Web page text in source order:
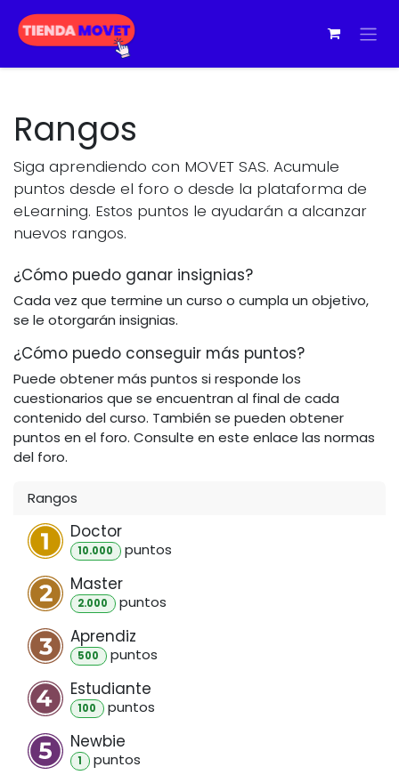
Rangos
Siga aprendiendo con MOVET SAS. Acumule
puntos desde el foro o desde la plataforma de
eLearning. Estos puntos le ayudarán a alcanzar
nuevos rangos.
¿Cómo puedo ganar insignias?
Cada vez que termine un curso o cumpla un objetivo,
se le otorgarán insignias.
¿Cómo puedo conseguir más puntos?
Puede obtener más puntos si responde los
cuestionarios que se encuentran al final de cada
contenido del curso. También se pueden obtener
puntos en el foro. Consulte en este enlace las normas
del foro.
Rangos
Doctor
10.000 puntos
Master
2.000 puntos
Aprendiz
500 puntos
Estudiante
100 puntos
Newbie
1 puntos